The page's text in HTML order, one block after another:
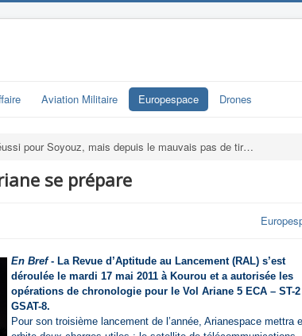
Aviation Militaire Europespace Drones
pour Soyouz, mais depuis le mauvais pas de tir…
se prépare
En Bref- La Revue d’Aptitude au Lancement (RAL) s’est
déroulée le mardi 17 mai 2011 à Kourou et a autorisée les
opérations de chronologie pour le Vol Ariane 5 ECA – ST-2
GSAT-8.
Pour son troisième lancement de l’année, Arianespace mettra